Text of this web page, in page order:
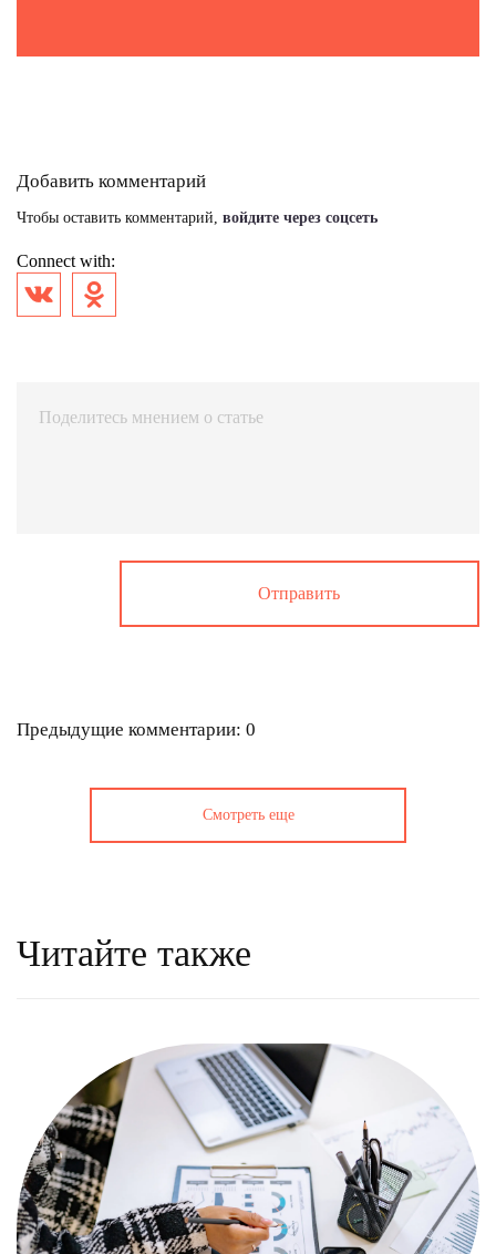
Добавить комментарий
Чтобы оставить комментарий, войдите через соцсеть
Connect with:
Предыдущие комментарии: 0
Смотреть еще
Читайте также